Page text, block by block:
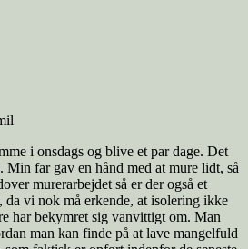
i onsdags og blive et par dage. Det
Min far gav en hånd med at mure lidt, så
murerarbejdet så er der også et
da vi nok må erkende, at isolering ikke
har bekymret sig vanvittigt om. Man
man kan finde på at lave mangelfuld